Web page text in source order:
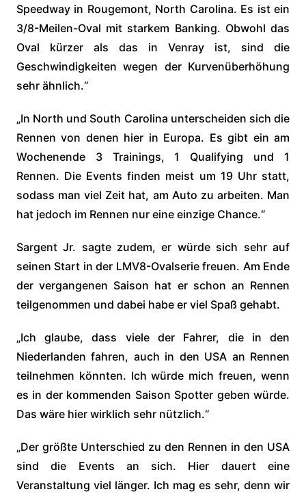
Speedway in Rougemont, North Carolina. Es ist ein
3/8-Meilen-Oval mit starkem Banking. Obwohl das
Oval kürzer als das in Venray ist, sind die
Geschwindigkeiten wegen der Kurvenüberhöhung
sehr ähnlich.“
„In North und South Carolina unterscheiden sich die
Rennen von denen hier in Europa. Es gibt ein am
Wochenende 3 Trainings, 1 Qualifying und 1
Rennen. Die Events finden meist um 19 Uhr statt,
sodass man viel Zeit hat, am Auto zu arbeiten. Man
hat jedoch im Rennen nur eine einzige Chance.“
Sargent Jr. sagte zudem, er würde sich sehr auf
seinen Start in der LMV8-Ovalserie freuen. Am Ende
der vergangenen Saison hat er schon an Rennen
teilgenommen und dabei habe er viel Spaß gehabt.
„Ich glaube, dass viele der Fahrer, die in den
Niederlanden fahren, auch in den USA an Rennen
teilnehmen könnten. Ich würde mich freuen, wenn
es in der kommenden Saison Spotter geben würde.
Das wäre hier wirklich sehr nützlich.“
„Der größte Unterschied zu den Rennen in den USA
sind die Events an sich. Hier dauert eine
Veranstaltung viel länger. Ich mag es sehr, denn wir